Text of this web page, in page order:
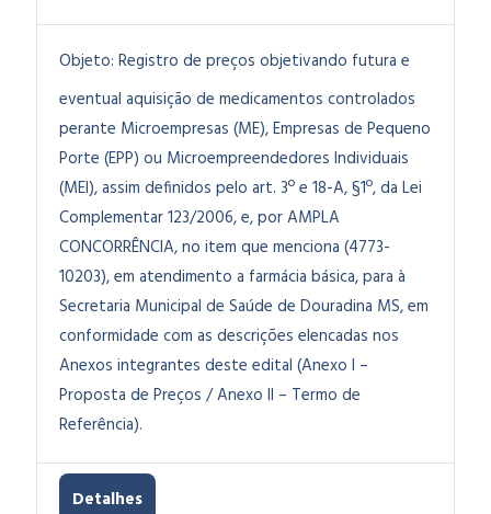
Objeto: Registro de preços objetivando futura e
eventual aquisição de medicamentos controlados
perante Microempresas (ME), Empresas de Pequeno
Porte (EPP) ou Microempreendedores Individuais
(MEI), assim definidos pelo art. 3º e 18-A, §1º, da Lei
Complementar 123/2006, e, por AMPLA
CONCORRÊNCIA, no item que menciona (4773-
10203), em atendimento a farmácia básica, para à
Secretaria Municipal de Saúde de Douradina MS, em
conformidade com as descrições elencadas nos
Anexos integrantes deste edital (Anexo I –
Proposta de Preços / Anexo II – Termo de
Referência).
Detalhes